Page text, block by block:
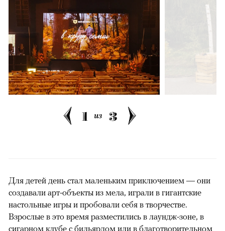
1 из 3
Для детей день стал маленьким приключением — они
создавали арт-объекты из мела, играли в гигантские
настольные игры и пробовали себя в творчестве.
Взрослые в это время разместились в лаундж-зоне, в
сигарном клубе с бильярдом или в благотворительном